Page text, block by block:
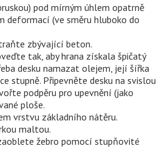
pod mírným úhlem opatrně
deformací (ve směru hluboko do
zbývající beton.
tak, aby hrana získala špičatý
desku namazat olejem, její šířka
stupně. Připevněte desku na svislou
podpěru pro upevnění (jako
ploše.
vrstvu základního nátěru.
maltou.
žebro pomocí stupňovité